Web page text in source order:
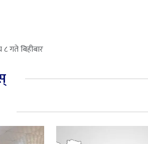
८ गते बिहीबार